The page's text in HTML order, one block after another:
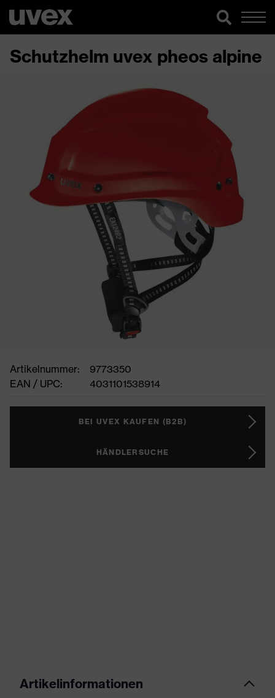
Schutzhelm uvex pheos alpine
Artikelnummer:
9773350
EAN / UPC:
4031101538914
BEI UVEX KAUFEN (B2B)
HÄNDLERSUCHE
Artikelinformationen